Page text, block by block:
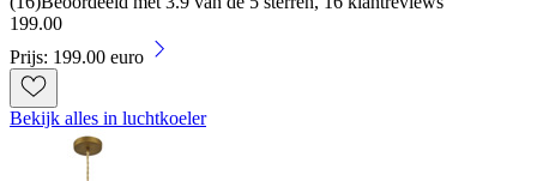
199.00
Prijs: 199.00 euro
Bekijk alles in luchtkoeler